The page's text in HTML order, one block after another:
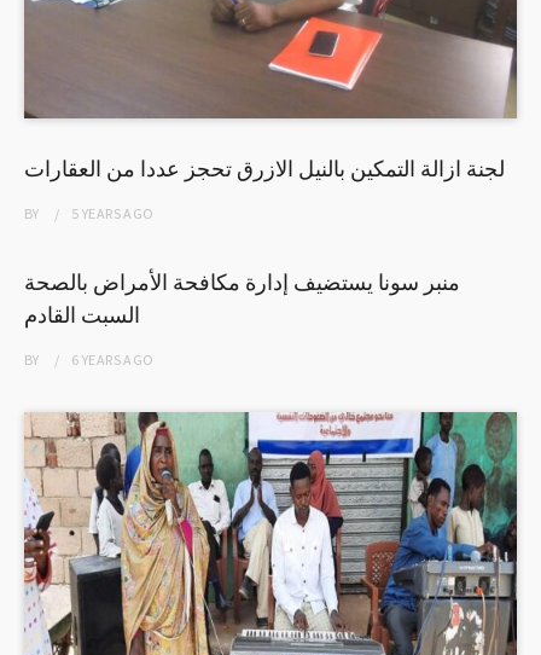
لجنة ازالة التمكين بالنيل الازرق تحجز عددا من العقارات
BY 5 YEARSAGO
منبر سونا يستضيف إدارة مكافحة الأمراض بالصحة
السبت القادم
BY 6 YEARSAGO